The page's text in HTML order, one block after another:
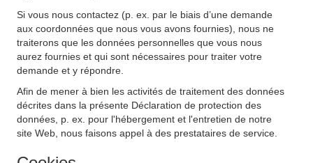
Si vous nous contactez (p. ex. par le biais d’une demande
aux coordonnées que nous vous avons fournies), nous ne
traiterons que les données personnelles que vous nous
aurez fournies et qui sont nécessaires pour traiter votre
demande et y répondre.
Afin de mener à bien les activités de traitement des données
décrites dans la présente Déclaration de protection des
données, p. ex. pour l'hébergement et l'entretien de notre
site Web, nous faisons appel à des prestataires de service.